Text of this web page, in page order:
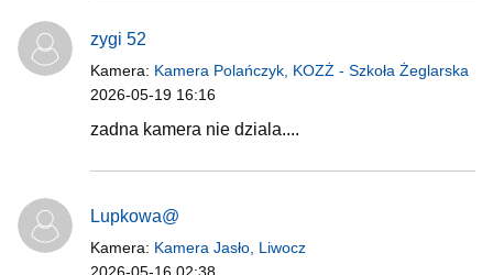
zygi 52
Kamera: Kamera Polańczyk, KOZŻ - Szkoła Żeglarska
2026-05-19 16:16
zadna kamera nie dziala....
Lupkowa@
Kamera: Kamera Jasło, Liwocz
2026-05-16 02:38